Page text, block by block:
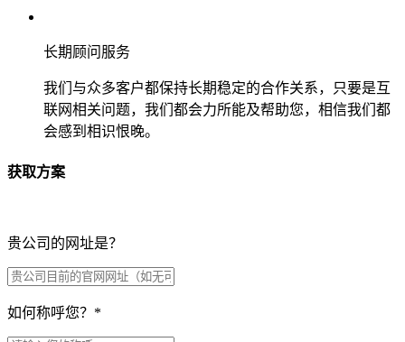
长期顾问服务
我们与众多客户都保持长期稳定的合作关系，只要是互
联网相关问题，我们都会力所能及帮助您，相信我们都
会感到相识恨晚。
获取方案
贵公司的网址是？
如何称呼您？ *